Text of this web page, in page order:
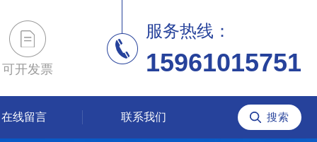
可开发票
服务热线：
15961015751
在线留言 联系我们